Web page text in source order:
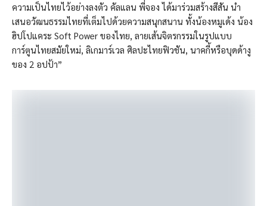
ความเป็นไทยไว้อย่างลงตัว คัลแลน พี่จอง ได้มาร่วมสร้างสีสัน นำ
เสนอวัฒนธรรมไทยที่เต็มไปด้วยความสนุกสนาน ทั้งน้องหมูเด้ง น้อง
ฮิปโปแคระ Soft Power ของไทย, ลายเส้นจิตรกรรมในรูปแบบ
การ์ตูนไทยสมัยใหม่, ลิเกมาร์เวล ศิลปะไทยฟิวชัน, นาคกี้หรือบุดด้างู
ของ 2 อปป้า”